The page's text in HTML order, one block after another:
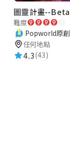
圖靈計畫--Beta
難度
Popworld原創
任何地點
4.3(43)